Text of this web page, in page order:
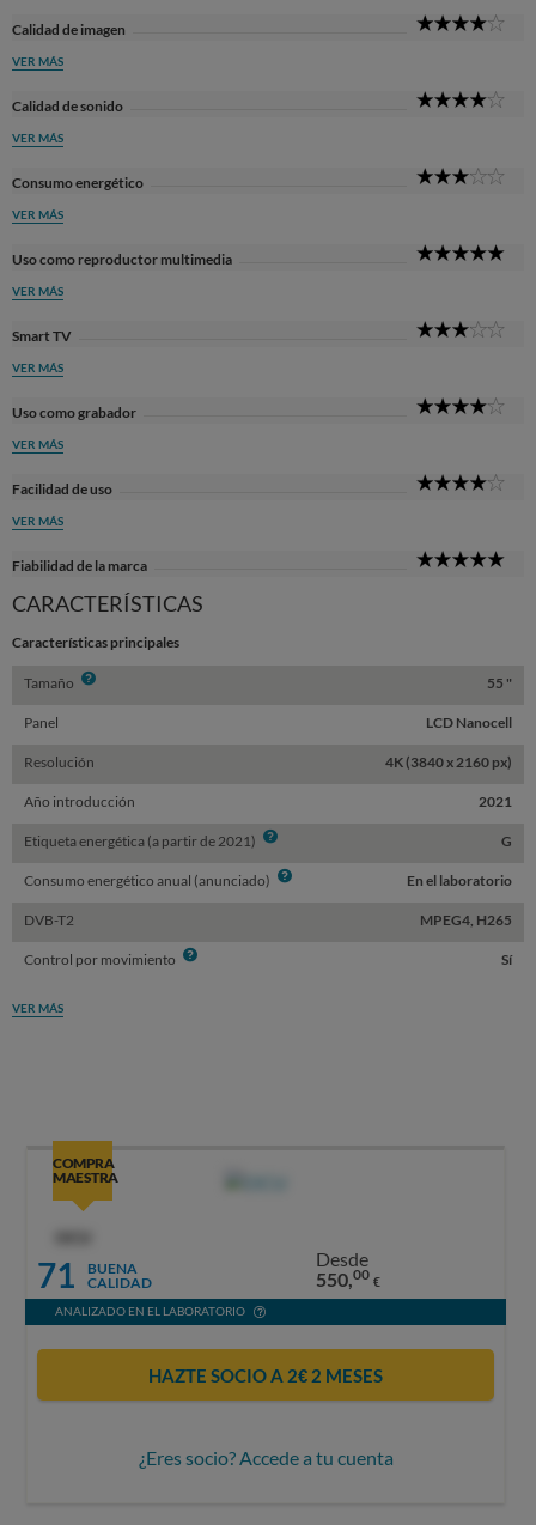
Calidad de imagen
VER MÁS
Calidad de sonido
VER MÁS
Consumo energético
VER MÁS
Uso como reproductor multimedia
VER MÁS
Smart TV
VER MÁS
Uso como grabador
VER MÁS
Facilidad de uso
VER MÁS
Fiabilidad de la marca
CARACTERÍSTICAS
Características principales
Tamaño Info 55 "
Panel LCD Nanocell
Resolución 4K (3840 x 2160 px)
Año introducción 2021
Etiqueta energética (a partir de 2021) Info G
Consumo energético anual (anunciado) Info En el laboratorio
DVB-T2 MPEG4, H265
Control por movimiento Info Sí
VER MÁS
COMPRA
MAESTRA
71
BUENA
CALIDAD
Desde
550,00 €
ANALIZADO EN EL LABORATORIO
HAZTE SOCIO A 2€ 2 MESES
¿Eres socio? Accede a tu cuenta